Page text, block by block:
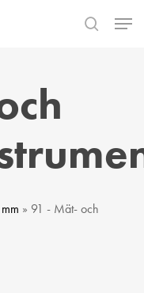
search
» 91 - Mät- och